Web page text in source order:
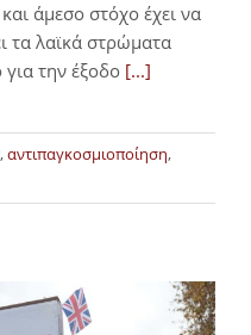
άμεσο στόχο έχει να
τα λαϊκά στρώματα
την έξοδο [...]
,αντιπαγκοσμιοποίηση,